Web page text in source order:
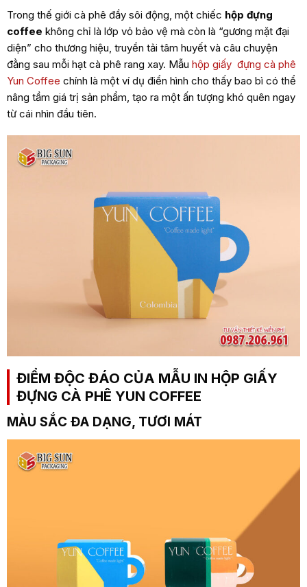
Trong thế giới cà phê đầy sôi động, một chiếc hộp đựng
coffee không chỉ là lớp vỏ bảo vệ mà còn là “gương mặt đại
diện” cho thương hiệu, truyền tải tâm huyết và câu chuyện
đằng sau mỗi hạt cà phê rang xay. Mẫu hộp giấy đựng cà phê
Yun Coffee chính là một ví dụ điển hình cho thấy bao bì có thể
nâng tầm giá trị sản phẩm, tạo ra một ấn tượng khó quên ngay
từ cái nhìn đầu tiên.
ĐIỂM ĐỘC ĐÁO CỦA MẪU IN HỘP GIẤY
ĐỰNG CÀ PHÊ YUN COFFEE
MÀU SẮC ĐA DẠNG, TƯƠI MÁT